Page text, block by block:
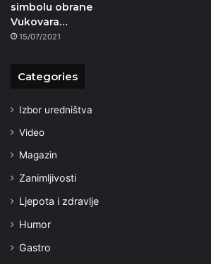
simbolu obrane
Vukovara…
15/07/2021
Categories
Izbor uredništva
Video
Magazin
Zanimljivosti
Ljepota i zdravlje
Humor
Gastro